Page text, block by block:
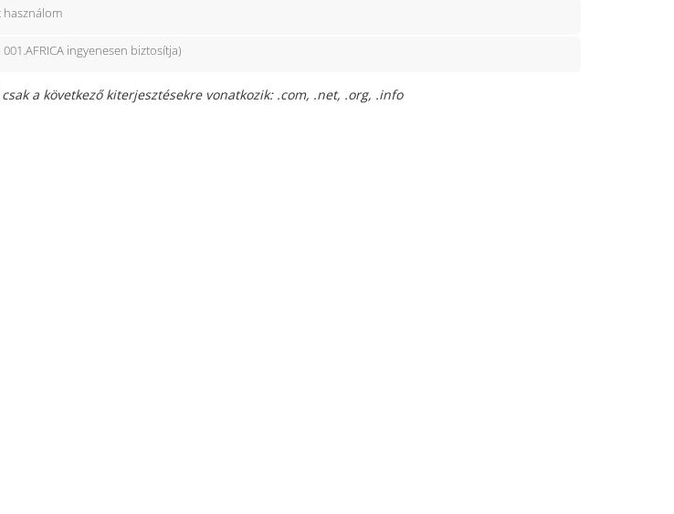
használom
ingyenesen biztosítja)
a következő kiterjesztésekre vonatkozik: .com, .net, .org, .info